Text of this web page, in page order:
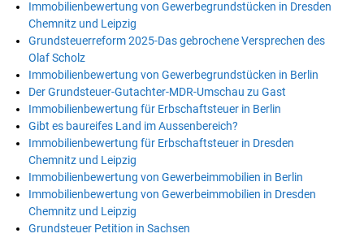
Immobilienbewertung von Gewerbegrundstücken in Dresden
Chemnitz und Leipzig
Grundsteuerreform 2025-Das gebrochene Versprechen des
Olaf Scholz
Immobilienbewertung von Gewerbegrundstücken in Berlin
Der Grundsteuer-Gutachter-MDR-Umschau zu Gast
Immobilienbewertung für Erbschaftsteuer in Berlin
Gibt es baureifes Land im Aussenbereich?
Immobilienbewertung für Erbschaftsteuer in Dresden
Chemnitz und Leipzig
Immobilienbewertung von Gewerbeimmobilien in Berlin
Immobilienbewertung von Gewerbeimmobilien in Dresden
Chemnitz und Leipzig
Grundsteuer Petition in Sachsen